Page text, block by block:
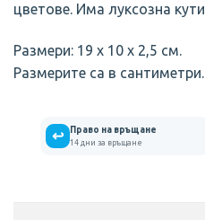
цветове. Има луксозна
Размери: 19 х 10 х 2,5 см.
Размерите са в сантиметри.
↩ Право на връщане
14 дни за връщане